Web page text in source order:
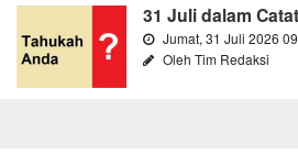
31 Juli dalam
Jumat, 31 Juli 2026
Oleh Tim Redaksi